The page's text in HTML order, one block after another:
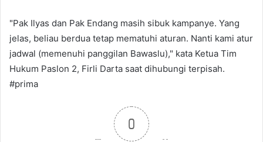
"Pak Ilyas dan Pak Endang masih sibuk kampanye. Yang
jelas, beliau berdua tetap mematuhi aturan. Nanti kami atur
jadwal (memenuhi panggilan Bawaslu)," kata Ketua Tim
Hukum Paslon 2, Firli Darta saat dihubungi terpisah.
#prima
0